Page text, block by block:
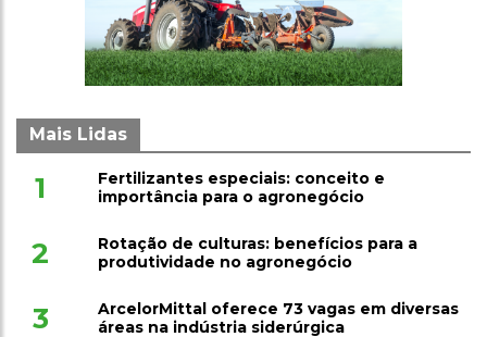
Mais Lidas
1
Fertilizantes especiais: conceito e
importância para o agronegócio
2
Rotação de culturas: benefícios para a
produtividade no agronegócio
3
ArcelorMittal oferece 73 vagas em diversas
áreas na indústria siderúrgica